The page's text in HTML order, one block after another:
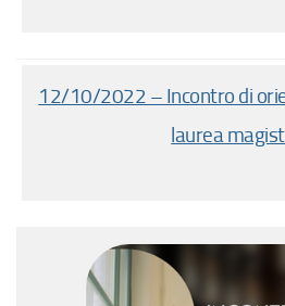
12/10/2022 – Incontro di
laurea